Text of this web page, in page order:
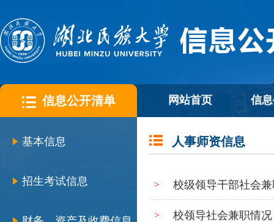
信息公开清单 网站首页 信
基本信息
招生考试信息
人事师资信息
> 校级领导干部社会
> 校领导社会兼职情况